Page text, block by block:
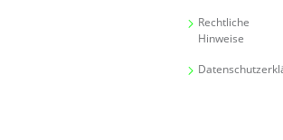
Rechtliche
Hinweise